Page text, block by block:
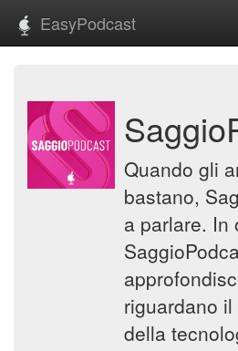
EasyPodcast
Quando gli
bastano,
a parlare. In
riguardano
della